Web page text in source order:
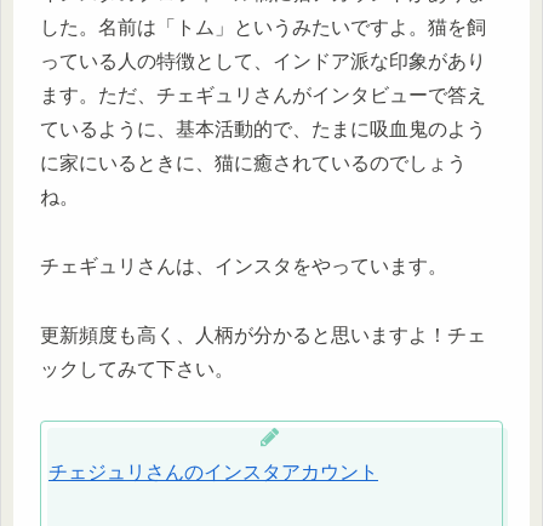
した。名前は「トム」というみたいですよ。猫を飼
っている人の特徴として、インドア派な印象があり
ます。ただ、チェギュリさんがインタビューで答え
ているように、基本活動的で、たまに吸血鬼のよう
に家にいるときに、猫に癒されているのでしょう
ね。
チェギュリさんは、インスタをやっています。
更新頻度も高く、人柄が分かると思いますよ！チェ
ックしてみて下さい。
チェジュリさんのインスタアカウント